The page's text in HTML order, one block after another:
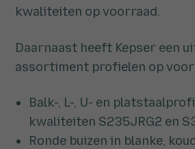
kwaliteiten op voorraad.
Daarnaast heeft Kepser een
assortiment profielen op
Balk-, L-, U- en
kwaliteiten S235JRG2 en
Ronde buizen in blanke,